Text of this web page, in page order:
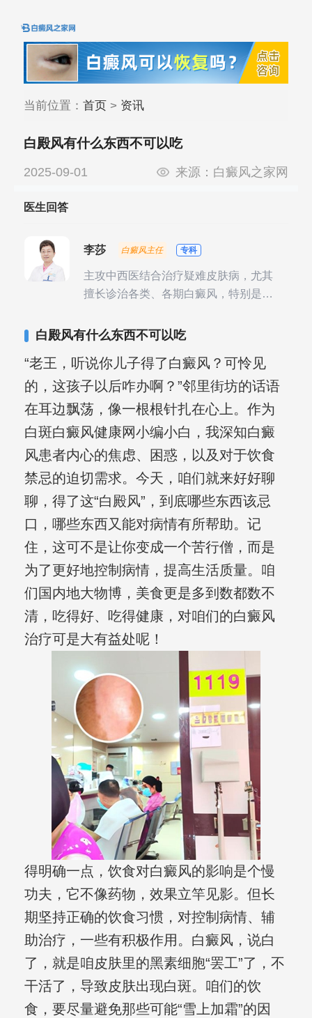
当前位置： 首页> 资讯
白殿风有什么东西不可以吃
2025-09-01 来源： 白癜风之家网
医生回答
李莎 白癜风主任 专科
主攻中西医结合治疗疑难皮肤病，尤其
擅长诊治各类、各期白癜风，特别是对
复发期;临床运用中医的辨证施治，理法
白殿风有什么东西不可以吃
“老王，听说你儿子得了白癜风？可怜见
的，这孩子以后咋办啊？”邻里街坊的话语
在耳边飘荡，像一根根针扎在心上。作为
白斑白癜风健康网小编小白，我深知白癜
风患者内心的焦虑、困惑，以及对于饮食
禁忌的迫切需求。今天，咱们就来好好聊
聊，得了这“白殿风”，到底哪些东西该忌
口，哪些东西又能对病情有所帮助。记
住，这可不是让你变成一个苦行僧，而是
为了更好地控制病情，提高生活质量。咱
们国内地大物博，美食更是多到数都数不
清，吃得好、吃得健康，对咱们的白癜风
治疗可是大有益处呢！
得明确一点，饮食对白癜风的影响是个慢
功夫，它不像药物，效果立竿见影。但长
期坚持正确的饮食习惯，对控制病情、辅
助治疗，一些有积极作用。白癜风，说白
了，就是咱皮肤里的黑素细胞“罢工”了，不
干活了，导致皮肤出现白斑。咱们的饮
食，要尽量避免那些可能“雪上加霜”的因